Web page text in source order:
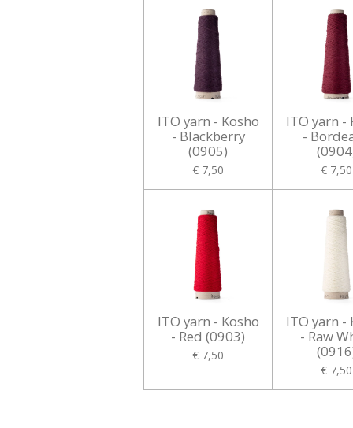
ITO yarn - Kosho
- Blackberry
(0905)
€ 7,50
ITO yarn -
-
€ 7,50
ITO yarn - Kosho
- Red (0903)
€ 7,50
ITO yarn -
- Raw
€ 7,50